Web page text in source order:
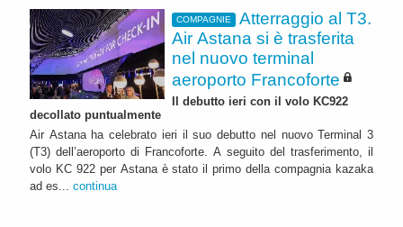
COMPAGNIE
Atterraggio al T3.
Air Astana si è trasferita
nel nuovo terminal
aeroporto Francoforte
Il debutto ieri con il volo KC922
decollato puntualmente
Air Astana ha celebrato ieri il suo debutto nel nuovo Terminal 3
(T3) dell’aeroporto di Francoforte. A seguito del trasferimento, il
volo KC 922 per Astana è stato il primo della compagnia kazaka
ad es... continua